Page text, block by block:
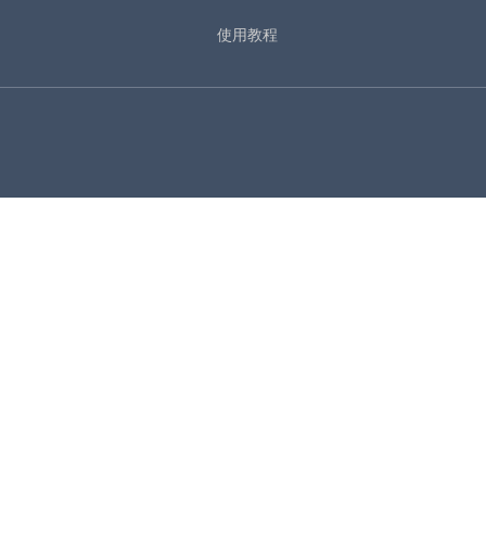
使用教程